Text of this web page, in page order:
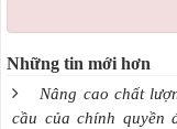
Những tin mới hơn
Nâng cao chất
cầu của chính quyền